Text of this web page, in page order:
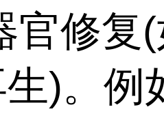
官修复
)。例